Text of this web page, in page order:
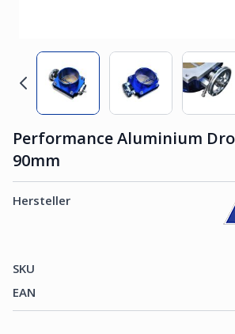
Performance Aluminium
90mm
Hersteller
SKU
EAN